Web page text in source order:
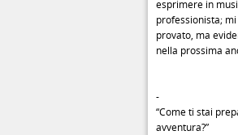
esprimere in
professionista;
provato, ma
nella prossima
-
“Come ti stai
avventura?”